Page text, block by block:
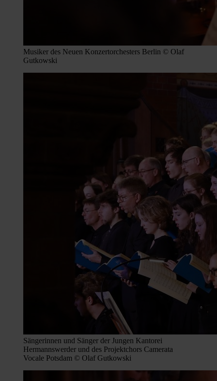
Musiker des Neuen Konzertorchesters Berlin © Olaf
Gutkowski
Sängerinnen und Sänger der Jungen Kantorei
Hermannswerder und des Projektchors Camerata
Vocale Potsdam © Olaf Gutkowski